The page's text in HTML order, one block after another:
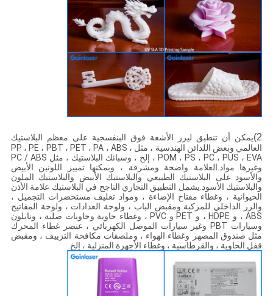
2) يمكن أن تنطبق ليزر الأشعة فوق البنفسجية على معظم البلاستيك
العالمي وبعض اللدائن الهندسية ، مثل PP ، PE ، PBT ، PET ، PA ، ABS ،
POM ، PS ، PC ، PUS ، EVA ، إلخ ، وسبائك البلاستيك ، مثل PC / ABS
وغيرها مواد.العلامة واضحة ومشرقة ، ويمكنها تمييز اللونين الأبيض
والأسود على البلاستيك الطبيعي والبلاستيك الأبيض والبلاستيك الملون
والبلاستيك الأسود.يشمل التطبيق التجاري الناجح في البلاستيك علامة الأذن
الحيوانية ، وغطاء مفتاح الإضاءة ، ومواد تغليف مستحضرات التجميل ،
والزر الداخلي للمركبة ومقبض الباب ، ولوحة العدادات ، ولوحة المفاتيح
ABS ، و HDPE ، و PET و PVC ، وغطاء حاوية وحاويات صلبة ، ونايلون
وسيارات PBT وغير سيارات الموصل الكهربائي ، عنصر غطاء المحرك
مثل صندوق المصهر وغطاء الهواء ، وملصقات مكافحة التزييف ، ومقبض
قفل الحاوية ، والقرطاسية ، وغطاء الأجهزة المنزلية ، إلخ.